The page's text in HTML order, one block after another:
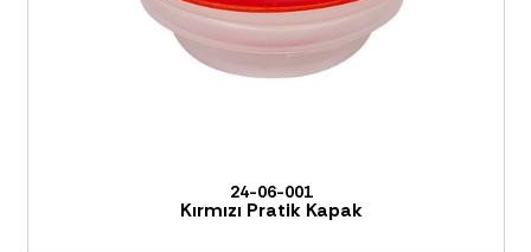
24-06-001
Kırmızı Pratik Kapak